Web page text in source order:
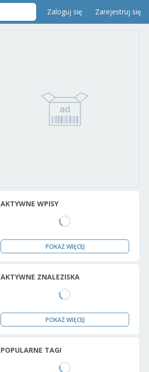
Zaloguj się Zarejestruj się
AKTYWNE WPISY
POKAŻ WIĘCEJ
AKTYWNE ZNALEZISKA
POKAŻ WIĘCEJ
POPULARNE TAGI